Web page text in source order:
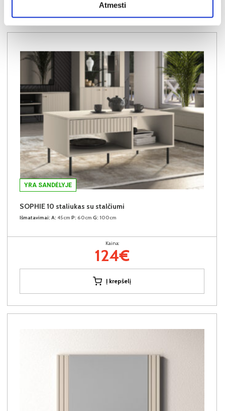
Atmesti
YRA SANDĖLYJE
SOPHIE 10 staliukas su stalčiumi
Išmatavimai: A: 45cm P: 60cm G: 100cm
Kaina:
124€
Į krepšelį